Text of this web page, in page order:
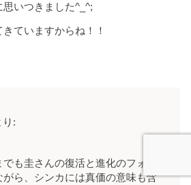
いつきました^_^;
ていますからね！！
り:
も圭さんの復活と進化のフォア
がら、シンカには真価の意味も含